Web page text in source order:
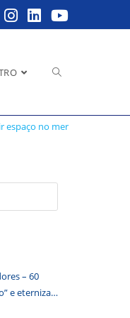
Alternar
do
no mercado
a
o
– 60
e eterniza